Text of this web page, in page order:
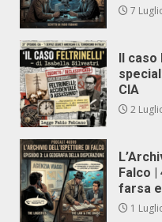
7
Il caso
CIA
2
Falco |
farsa
1